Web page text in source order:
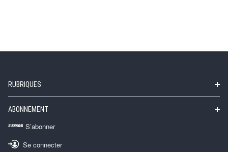
RUBRIQUES
ABONNEMENT
S’abonner
Se connecter